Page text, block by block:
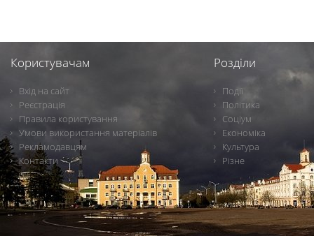
Користувачам
Вхід на сайт
Реєстрація
Правила користування
Умови використання матеріалів
Рекламодавцям
Контакти
Розділи
Події
Політика
Соціум
Економіка
Культура
Різне